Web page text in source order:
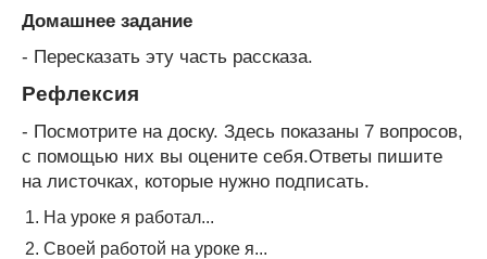
Домашнее задание
- Пересказать эту часть рассказа.
Рефлексия
- Посмотрите на доску. Здесь показаны 7 вопросов,
с помощью них вы оцените себя.Ответы пишите
на листочках, которые нужно подписать.
На уроке я работал...
Своей работой на уроке я...